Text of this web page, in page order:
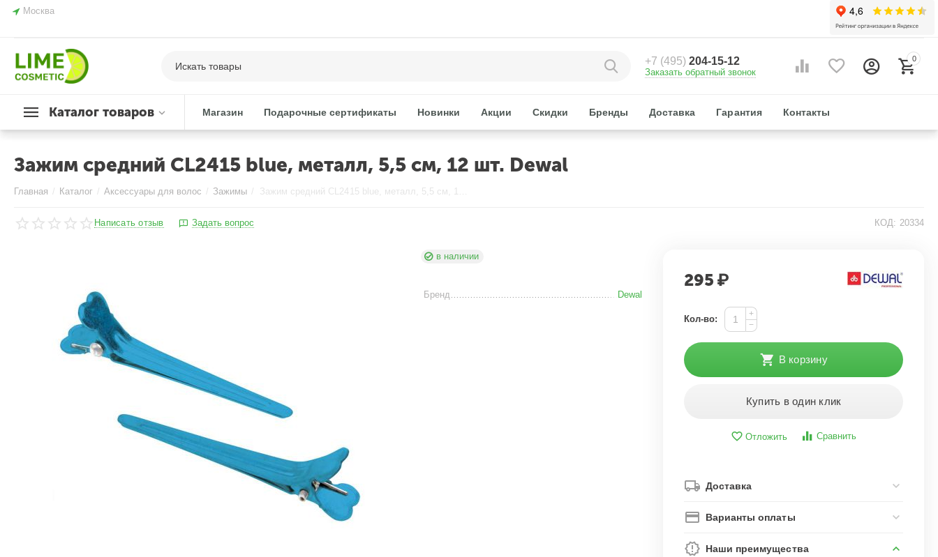
Москва
+7 (495)204-15-12
Заказать обратный звонок
0
Каталог товаров Магазин Подарочные сертификаты Новинки Акции Скидки Бренды Доставка Гарантия Контакты
Зажим средний CL2415 blue, металл, 5,5 см, 12 шт. Dewal
Главная / Каталог / Аксессуары для волос / Зажимы / Зажим средний CL2415 blue, металл, 5,5 см, 12 шт. Dewal
Написать отзыв Задать вопрос КОД: 20334
в наличии
Бренд Dewal
295 ₽
Кол-во:
+
−
В корзину
Купить в один клик
Отложить Сравнить
Доставка
Варианты оплаты
Наши преимущества